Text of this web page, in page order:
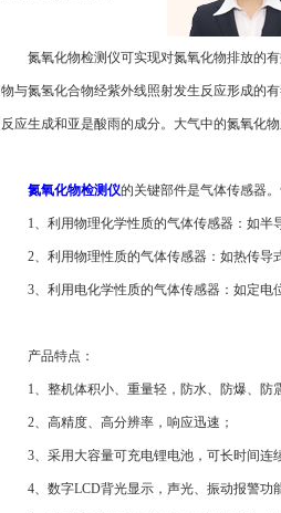
氮氧化物检测仪可实现对氮氧化物排放的有
物与氮氢化合物经紫外线照射发生反应形成的
反应生成和亚是酸雨的成分。大气中的氮氧化
氮氧化物检测仪的关键部件是气体传感器
1、利用物理化学性质的气体传感器：如半
2、利用物理性质的气体传感器：如热传导
3、利用电化学性质的气体传感器：如定电
产品特点：
1、整机体积小、重量轻，防水、防爆、防
2、高精度、高分辨率，响应迅速；
3、采用大容量可充电锂电池，可长时间连
4、数字LCD背光显示，声光、振动报警功